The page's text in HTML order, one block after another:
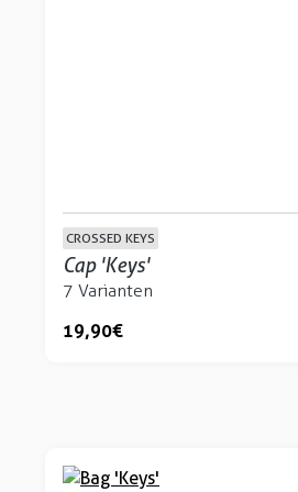
CROSSED KEYS
Cap 'Keys'
7 Varianten
19,90 €